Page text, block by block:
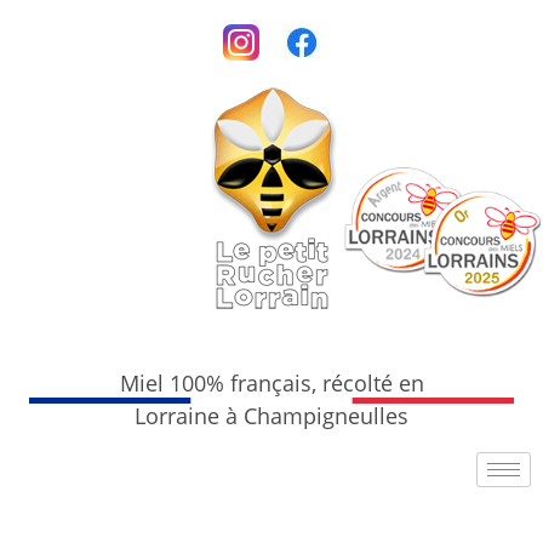
Miel 100% français, récolté en
Lorraine à Champigneulles